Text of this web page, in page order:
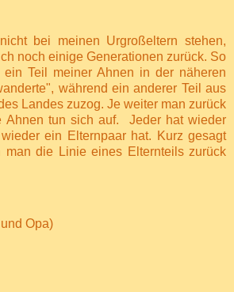
bei meinen Urgroßeltern stehen,
noch einige Generationen zurück. So
ein Teil meiner Ahnen in der näheren
während ein anderer Teil aus
Landes zuzog. Je weiter man zurück
Ahnen tun sich auf.
Jeder hat wieder
ein Elternpaar hat. Kurz gesagt
man die Linie eines Elternteils zurück
Opa)